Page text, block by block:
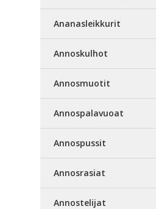
Ananasleikkurit
Annoskulhot
Annosmuotit
Annospalavuoat
Annospussit
Annosrasiat
Annostelijat